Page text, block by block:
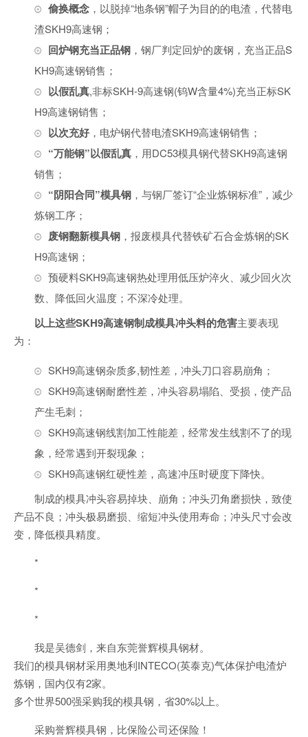
偷换概念 ，以脱掉“地条钢”帽子为目的的电渣，代替电
渣SKH9高速钢；
回炉钢充当正品钢 ，钢厂判定回炉的废钢，充当正品S
KH9高速钢销售；
以假乱真,非标SKH-9高速钢(钨W含量4%)充当正标SK
H9高速钢销售；
以次充好，电炉钢代替电渣SKH9高速钢销售；
“万能钢”以假乱真 ，用DC53模具钢代替SKH9高速钢
销售；
“阴阳合同”模具钢 ，与钢厂签订“企业炼钢标准”，减少
炼钢工序；
废钢翻新模具钢 ，报废模具代替铁矿石合金炼钢的SK
H9高速钢；
预硬料SKH9高速钢热处理用低压炉淬火、减少回火次
数、降低回火温度；不深冷处理。
以上这些SKH9高速钢制成模具冲头料的危害主要表现
为：
SKH9高速钢杂质多,韧性差，冲头刀口容易崩角；
SKH9高速钢耐磨性差，冲头容易塌陷、受损，使产品
产生毛刺；
SKH9高速钢线割加工性能差，经常发生线割不了的现
象，经常遇到开裂现象；
SKH9高速钢红硬性差，高速冲压时硬度下降快。
制成的模具冲头容易掉块、崩角；冲头刃角磨损快，致使
产品不良；冲头极易磨损、缩短冲头使用寿命；冲头尺寸会改
变，降低模具精度。
*
*
*
我是吴德剑，来自东莞誉辉模具钢材。
我们的模具钢材采用奥地利INTECO(英泰克)气体保护电渣炉
炼钢，国内仅有2家。
多个世界500强采购我的模具钢，省30%以上。
采购誉辉模具钢，比保险公司还保险！